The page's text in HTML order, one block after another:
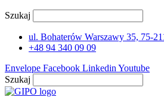
Szukaj
ul. Bohaterów Warszawy 35, 75-
+48 94 340 09 09
Envelope Facebook Linkedin Youtube
Szukaj